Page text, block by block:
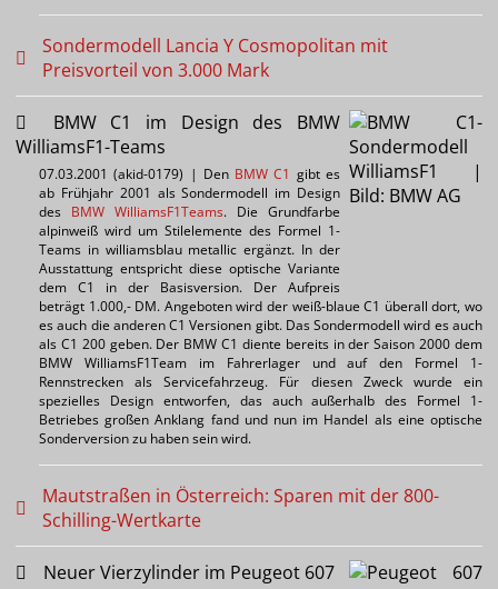
Sondermodell Lancia Y Cosmopolitan mit
Preisvorteil von 3.000 Mark
BMW C1 im Design des BMW
WilliamsF1-Teams
07.03.2001 (akid-0179) | Den BMW C1 gibt es
ab Frühjahr 2001 als Sondermodell im Design
des BMW WilliamsF1Teams. Die Grundfarbe
alpinweiß wird um Stilelemente des Formel 1-
Teams in williamsblau metallic ergänzt. In der
Ausstattung entspricht diese optische Variante
dem C1 in der Basisversion. Der Aufpreis
beträgt 1.000,- DM. Angeboten wird der weiß-blaue C1 überall dort, wo
es auch die anderen C1 Versionen gibt. Das Sondermodell wird es auch
als C1 200 geben. Der BMW C1 diente bereits in der Saison 2000 dem
BMW WilliamsF1Team im Fahrerlager und auf den Formel 1-
Rennstrecken als Servicefahrzeug. Für diesen Zweck wurde ein
spezielles Design entworfen, das auch außerhalb des Formel 1-
Betriebes großen Anklang fand und nun im Handel als eine optische
Sonderversion zu haben sein wird.
Mautstraßen in Österreich: Sparen mit der 800-
Schilling-Wertkarte
Neuer Vierzylinder im Peugeot 607